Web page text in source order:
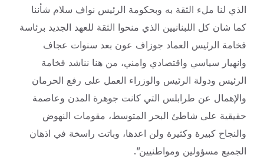
الذي لنا ملء الثقة به وبحكومة الرئيس نواف سلام شأننا
كما شان كل اللبنانيين الذي منحوا الثقة للعهد الجديد برئاسة
فخامة الرئيس العماد جوزاف عون بعد سنوات عجاف
وانهيار سياسي واقتصادي وامني، من هنا نناشد فخامة
الرئيس ودولة الرئيس والوزراء العمل على رفع الحرمان
والإهمال عن طرابلس التي كانت جوهرة المدن وعاصمة
حقيقية على شاطئ البحر المتوسط، مقومات النهوض
والنجاح كبيرة وكثيرة ولن اعدها، وباتت راسخة في اذهان
الجميع مسؤولين ومواطنيين”.